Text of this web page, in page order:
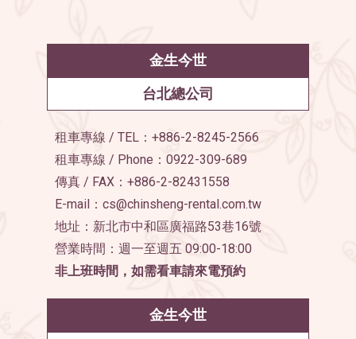
金生今世
台北總公司
租車專線 / TEL：+886-2-8245-2566
租車專線 / Phone：0922-309-689
傳真 / FAX：+886-2-82431558
E-mail：cs@chinsheng-rental.com.tw
地址：新北市中和區廣福路53巷16號
營業時間：週一至週五 09:00-18:00
非上班時間，如需看車請來電預約
金生今世